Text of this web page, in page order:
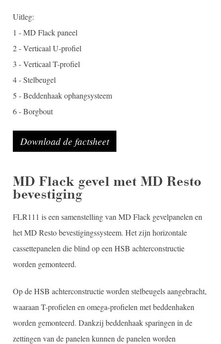
Uitleg:
1 - MD Flack paneel
2 - Verticaal U-profiel
3 - Verticaal T-profiel
4 - Stelbeugel
5 - Beddenhaak ophangsysteem
6 - Borgbout
Download de factsheet
MD Flack gevel met MD Resto
bevestiging
FLR111 is een samenstelling van MD Flack gevelpanelen en
het MD Resto bevestigingssysteem. Het zijn horizontale
cassettepanelen die blind op een HSB achterconstructie
worden gemonteerd.
Op de HSB achterconstructie worden stelbeugels aangebracht,
waaraan T-profielen en omega-profielen met beddenhaken
worden gemonteerd. Dankzij beddenhaak sparingen in de
zettingen van de panelen kunnen de panelen worden